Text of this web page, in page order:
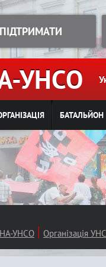
УНСО
ПІДТРИМАТИ
БАТАЛЬЙОН
УНСО Організація